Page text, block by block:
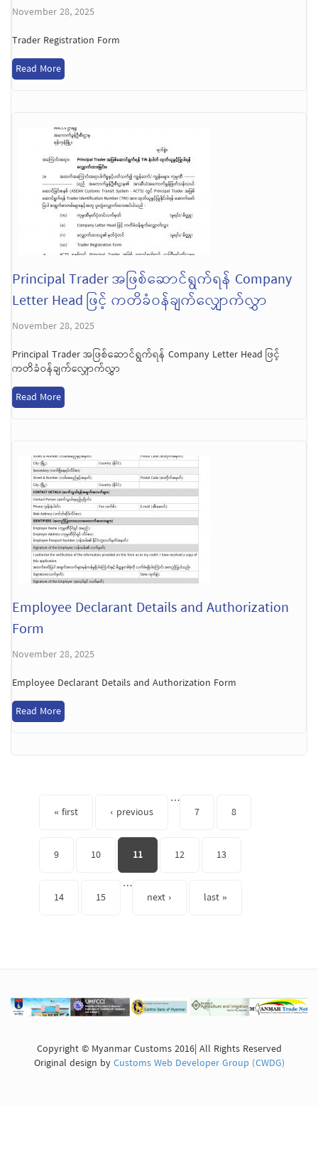
November 28, 2025
Trader Registration Form
Read More
Principal Trader အဖြစ်ဆောင်ရွက်ရန် Company
Letter Head ဖြင့် ကတိခံဝန်ချက်လျှောက်လွှာ
November 28, 2025
Principal Trader အဖြစ်ဆောင်ရွက်ရန် Company Letter Head ဖြင့်
ကတိခံဝန်ချက်လျှောက်လွှာ
Read More
Employee Declarant Details and Authorization
Form
November 28, 2025
Employee Declarant Details and Authorization Form
Read More
« first ‹ previous
…
7
8
9 10 11 12 13
14 15
…
next ›
last »
Copyright © Myanmar Customs 2016| All Rights Reserved
Original design byCustoms Web Developer Group (CWDG)